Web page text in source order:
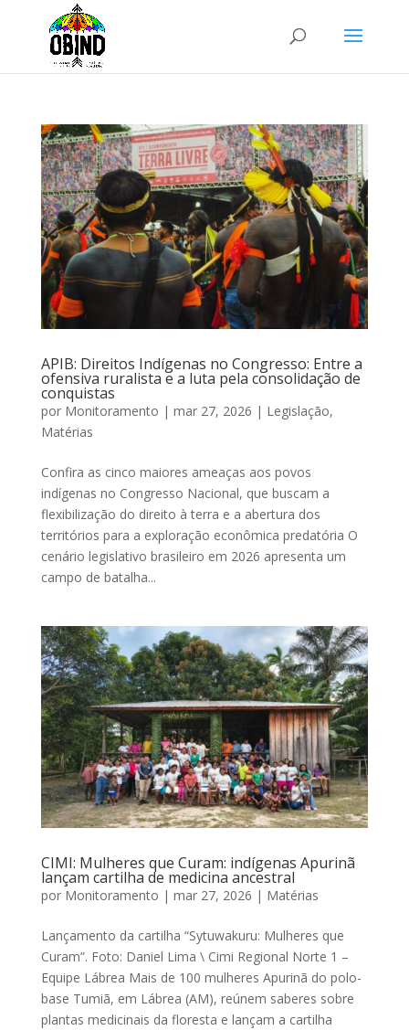
APIB: Direitos Indígenas no Congresso: Entre a
ofensiva ruralista e a luta pela consolidação de
conquistas
por Monitoramento | mar 27, 2026 | Legislação,
Matérias
Confira as cinco maiores ameaças aos povos
indígenas no Congresso Nacional, que buscam a
flexibilização do direito à terra e a abertura dos
territórios para a exploração econômica predatória O
cenário legislativo brasileiro em 2026 apresenta um
campo de batalha...
CIMI: Mulheres que Curam: indígenas Apurinã
lançam cartilha de medicina ancestral
por Monitoramento | mar 27, 2026 | Matérias
Lançamento da cartilha “Sytuwakuru: Mulheres que
Curam”. Foto: Daniel Lima \ Cimi Regional Norte 1 –
Equipe Lábrea Mais de 100 mulheres Apurinã do polo-
base Tumiã, em Lábrea (AM), reúnem saberes sobre
plantas medicinais da floresta e lançam a cartilha